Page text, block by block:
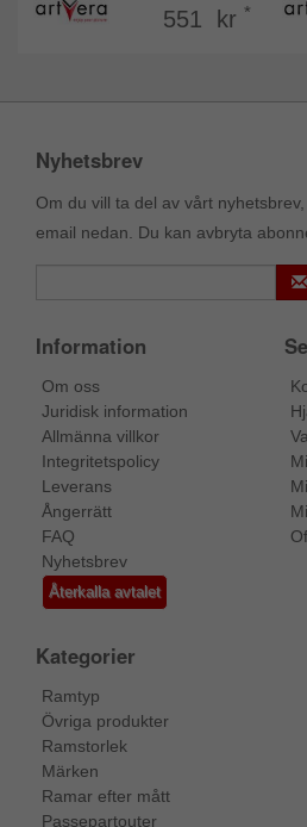
551 kr *
Nyhetsbrev
Om du vill ta del av vårt
email nedan. Du kan avbryta
Information
Om oss
Juridisk information
Allmänna villkor
Integritetspolicy
Leverans
Ångerrätt
FAQ
Nyhetsbrev
Återkalla avtalet
Kategorier
Ramtyp
Övriga produkter
Ramstorlek
Märken
Ramar efter mått
Passepartouter